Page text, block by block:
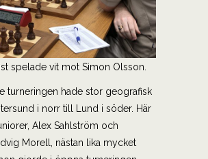
spelade vit mot Simon Olsson.
turneringen hade stor geografisk
i norr till Lund i söder. Här
Alex Sahlström och
Morell, nästan lika mycket